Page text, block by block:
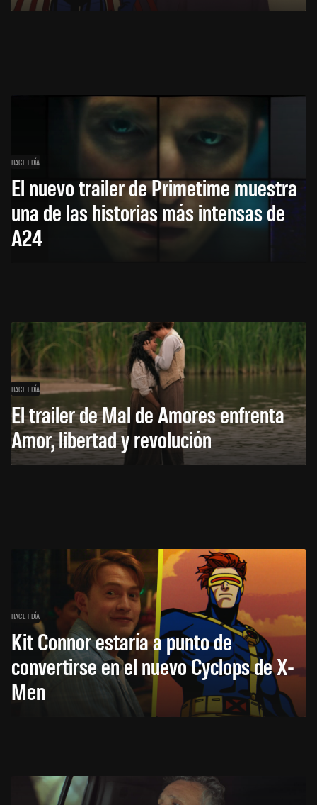
HACE 1 DÍA
El nuevo trailer de Primetime muestra
una de las historias más intensas de
A24
HACE 1 DÍA
El trailer de Mal de Amores enfrenta
Amor, libertad y revolución
HACE 1 DÍA
Kit Connor estaría a punto de
convertirse en el nuevo Cyclops de X-
Men